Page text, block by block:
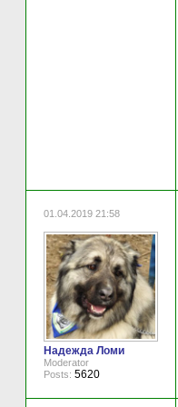
01.04.2019 21:58
Надежда Ломи
Moderator
Posts: 5620